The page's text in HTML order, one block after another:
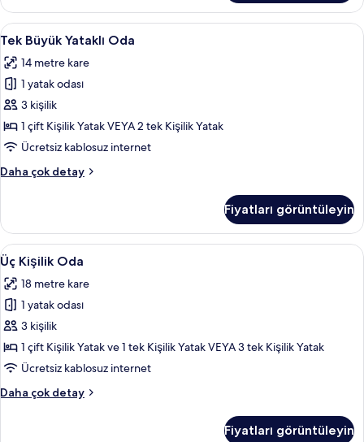
daha
fazla
detay
Tek
Büyük
Yataklı
Oda
için
tüm
fotoğrafları
Anti alerjik yatak takımı, odada
2
Tek Büyük Yataklı Oda
14 metre kare
1 yatak odası
3 kişilik
1 çift Kişilik Yatak VEYA 2 tek Kişilik Yatak
Ücretsiz kablosuz internet
Daha çok detay
Tek
hakkında
daha
fazla
detay
Fiyatları görüntüleyin
Üç
Kişilik
Oda
için
tüm
fotoğrafları
görün
Anti alerjik yatak takımı, odada
2
Üç Kişilik Oda
18 metre kare
1 yatak odası
3 kişilik
1 çift Kişilik Yatak ve 1 tek Kişilik Yatak VEYA 3 tek Kişilik Yatak
Ücretsiz kablosuz internet
Daha çok detay
Üç
Fiyatları görüntüleyin